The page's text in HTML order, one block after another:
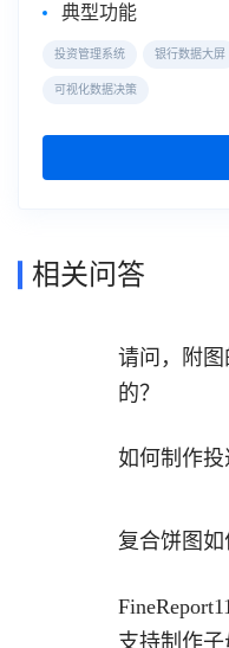
典型功能
投资管理系统 银行数据大屏
可视化数据决策
相关问答
请问，附
的？
如何制作投
复合饼图
支持制作